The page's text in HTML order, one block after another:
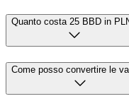
Quanto costa 25 BBD in
Come posso convertire le